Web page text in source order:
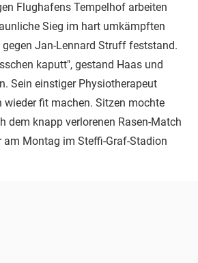
Flughafens Tempelhof arbeiten
Sieg im hart umkämpften
Jan-Lennard Struff feststand.
kaputt", gestand Haas und
Sein einstiger Physiotherapeut
wieder fit machen. Sitzen mochte
dem knapp verlorenen Rasen-Match
am Montag im Steffi-Graf-Stadion